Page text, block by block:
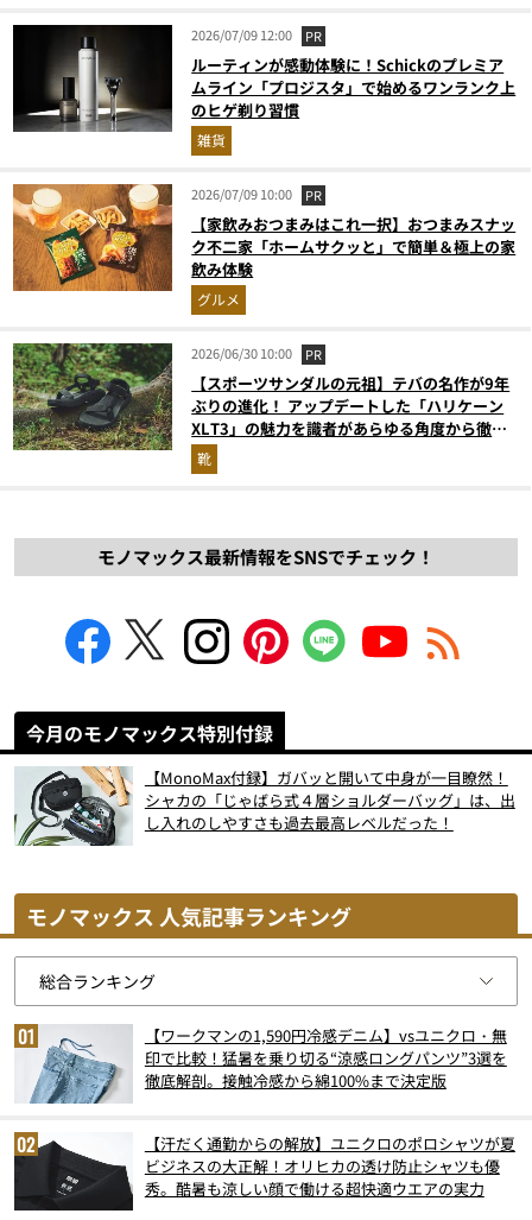
2026/07/09 12:00 PR
ルーティンが感動体験に！Schickのプレミア
ムライン「プロジスタ」で始めるワンランク上
のヒゲ剃り習慣
雑貨
2026/07/09 10:00 PR
【家飲みおつまみはこれ一択】おつまみスナッ
ク不二家「ホームサクッと」で簡単＆極上の家
飲み体験
グルメ
2026/06/30 10:00 PR
【スポーツサンダルの元祖】テバの名作が9年
ぶりの進化！ アップデートした「ハリケーン
XLT3」の魅力を識者があらゆる角度から徹底
解説！
靴
モノマックス最新情報をSNSでチェック！
今月のモノマックス特別付録
【MonoMax付録】ガバッと開いて中身が一目瞭然！
シャカの「じゃばら式４層ショルダーバッグ」は、出
し入れのしやすさも過去最高レベルだった！
モノマックス 人気記事ランキング
【ワークマンの1,590円冷感デニム】vsユニクロ・無
印で比較！猛暑を乗り切る“涼感ロングパンツ”3選を
徹底解剖。接触冷感から綿100%まで決定版
【汗だく通勤からの解放】ユニクロのポロシャツが夏
ビジネスの大正解！オリヒカの透け防止シャツも優
秀。酷暑も涼しい顔で働ける超快適ウエアの実力